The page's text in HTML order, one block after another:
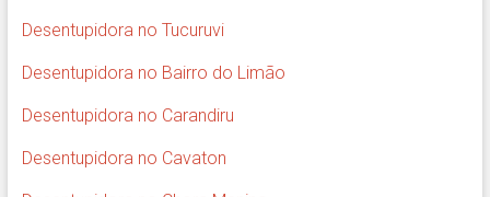
Desentupidora no Tucuruvi
Desentupidora no Bairro do Limão
Desentupidora no Carandiru
Desentupidora no Cavaton